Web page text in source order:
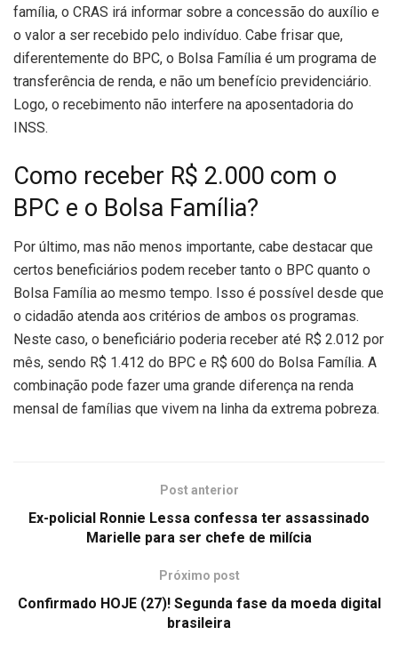
família, o CRAS irá informar sobre a concessão do auxílio e
o valor a ser recebido pelo indivíduo. Cabe frisar que,
diferentemente do BPC, o Bolsa Família é um programa de
transferência de renda, e não um benefício previdenciário.
Logo, o recebimento não interfere na aposentadoria do
INSS.
Como receber R$ 2.000 com o
BPC e o Bolsa Família?
Por último, mas não menos importante, cabe destacar que
certos beneficiários podem receber tanto o BPC quanto o
Bolsa Família ao mesmo tempo. Isso é possível desde que
o cidadão atenda aos critérios de ambos os programas.
Neste caso, o beneficiário poderia receber até R$ 2.012 por
mês, sendo R$ 1.412 do BPC e R$ 600 do Bolsa Família. A
combinação pode fazer uma grande diferença na renda
mensal de famílias que vivem na linha da extrema pobreza.
Post anterior
Ex-policial Ronnie Lessa confessa ter assassinado
Marielle para ser chefe de milícia
Próximo post
Confirmado HOJE (27)! Segunda fase da moeda digital
brasileira